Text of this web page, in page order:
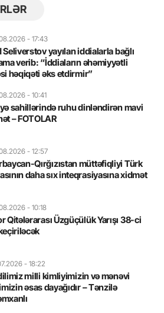
- 17:43
Seliverstov yayılan iddialarla bağlı
verib: “İddiaların əhəmiyyətli
həqiqəti əks etdirmir”
- 10:41
sahillərində ruhu dinləndirən mavi
– FOTOLAR
- 12:57
Qırğızıstan müttəfiqliyi Türk
daha sıx inteqrasiyasına xidmət
- 10:18
Qitələrarası Üzgüçülük Yarışı 38-ci
- 18:22
milli kimliyimizin və mənəvi
əsas dayağıdır – Tənzilə